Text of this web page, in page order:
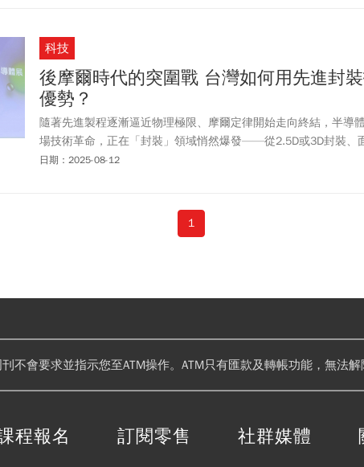
科技
後摩爾時代的突圍戰 台灣如何用先進封
優勢？
隨著先進製程逐漸逼近物理極限、摩爾定律開始走向終結，半導
場技術革命，正在「封裝」領域悄然爆發——從2.5D或3D封裝、面
到矽光子共同封裝（CPO），這些技術意味著，先進封裝已徹底
日期：2025-08-12
1
刊不會要求並指示您至ATM操作。ATM只有匯款及轉帳功能，無法
程報名 訂閱零售 社群媒體